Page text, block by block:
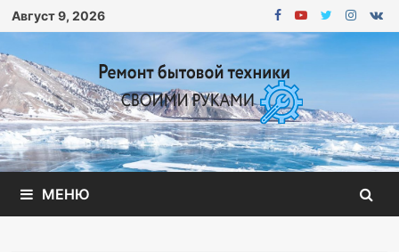
Перейти
к
содержимому
Август 9, 2026
МЕНЮ